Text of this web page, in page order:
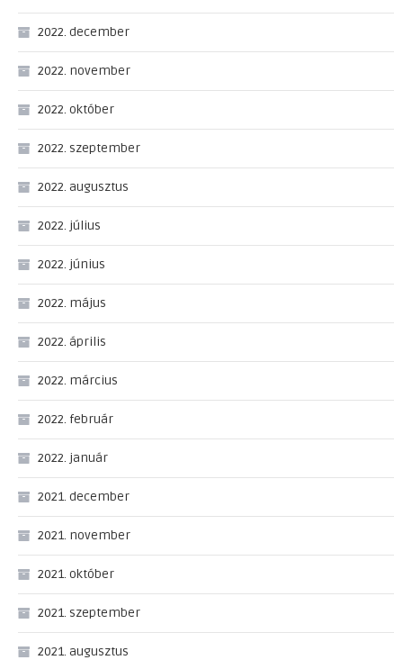
2022. december
2022. november
2022. október
2022. szeptember
2022. augusztus
2022. július
2022. június
2022. május
2022. április
2022. március
2022. február
2022. január
2021. december
2021. november
2021. október
2021. szeptember
2021. augusztus